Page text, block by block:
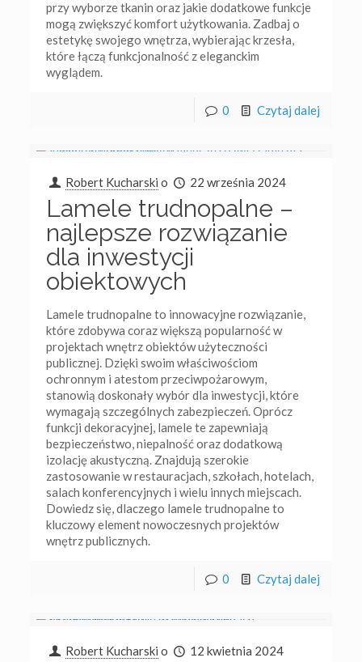
przy wyborze tkanin oraz jakie dodatkowe funkcje
mogą zwiększyć komfort użytkowania. Zadbaj o
estetykę swojego wnętrza, wybierając krzesła,
które łączą funkcjonalność z eleganckim
wyglądem.
0 Czytaj dalej
Robert Kucharski o 22 września 2024
Lamele trudnopalne –
najlepsze rozwiązanie
dla inwestycji
obiektowych
Lamele trudnopalne to innowacyjne rozwiązanie,
które zdobywa coraz większą popularność w
projektach wnętrz obiektów użyteczności
publicznej. Dzięki swoim właściwościom
ochronnym i atestom przeciwpożarowym,
stanowią doskonały wybór dla inwestycji, które
wymagają szczególnych zabezpieczeń. Oprócz
funkcji dekoracyjnej, lamele te zapewniają
bezpieczeństwo, niepalność oraz dodatkową
izolację akustyczną. Znajdują szerokie
zastosowanie w restauracjach, szkołach, hotelach,
salach konferencyjnych i wielu innych miejscach.
Dowiedz się, dlaczego lamele trudnopalne to
kluczowy element nowoczesnych projektów
wnętrz publicznych.
0 Czytaj dalej
Robert Kucharski o 12 kwietnia 2024